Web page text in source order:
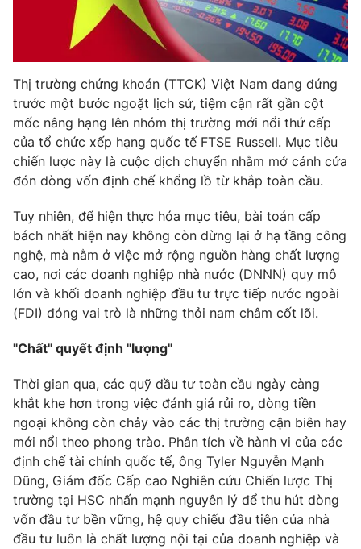
Giải sao mai
Chất lượng cuộc sống
Tuyển sinh
Học trực tuyến
Công nghệ
Hitech Công nghệ tương lai
Sản phẩm
Thị trường
Tư vấn
Giao lưu trực tuyến
Lịch phát sóng
Chuyên mục khác
Emagazine Podcast
Photo Infographic
VTV Money VTV Thể thao
VTV Sức khoẻ Bất động sản
Thị trường 24h Tấm lòng Việt
VTV4 Vươn mình bằng AI
Thị trường chứng khoán (TTCK) Việt Nam đang đứng
trước một bước ngoặt lịch sử, tiệm cận rất gần cột
mốc nâng hạng lên nhóm thị trường mới nổi thứ cấp
của tổ chức xếp hạng quốc tế FTSE Russell. Mục tiêu
chiến lược này là cuộc dịch chuyển nhằm mở cánh cửa
đón dòng vốn định chế khổng lồ từ khắp toàn cầu.
Tuy nhiên, để hiện thực hóa mục tiêu, bài toán cấp
bách nhất hiện nay không còn dừng lại ở hạ tầng công
nghệ, mà nằm ở việc mở rộng nguồn hàng chất lượng
cao, nơi các doanh nghiệp nhà nước (DNNN) quy mô
lớn và khối doanh nghiệp đầu tư trực tiếp nước ngoài
(FDI) đóng vai trò là những thỏi nam châm cốt lõi.
"Chất" quyết định "lượng"
Thời gian qua, các quỹ đầu tư toàn cầu ngày càng
khắt khe hơn trong việc đánh giá rủi ro, dòng tiền
ngoại không còn chảy vào các thị trường cận biên hay
mới nổi theo phong trào. Phân tích về hành vi của các
định chế tài chính quốc tế, ông Tyler Nguyễn Mạnh
Dũng, Giám đốc Cấp cao Nghiên cứu Chiến lược Thị
trường tại HSC nhấn mạnh nguyên lý để thu hút dòng
vốn đầu tư bền vững, hệ quy chiếu đầu tiên của nhà
đầu tư luôn là chất lượng nội tại của doanh nghiệp và